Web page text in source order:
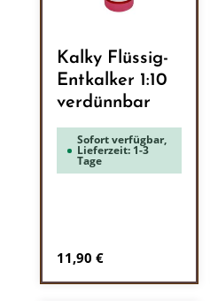
Kalky Flüssig-
Entkalker 1:10
verdünnbar
Sofort verfügbar,
Lieferzeit: 1-3
Tage
Regulärer Preis:
11,90 €